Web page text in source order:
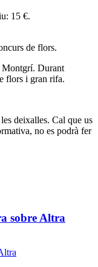
15 €.
de flors.
Montgrí. Durant
flors i gran rifa.
deixalles. Cal que us
no es podrà fer
sobre Altra